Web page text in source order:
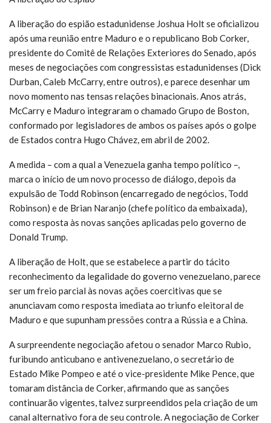
A liberação do espião estadunidense Joshua Holt se oficializou
após uma reunião entre Maduro e o republicano Bob Corker,
presidente do Comitê de Relações Exteriores do Senado, após
meses de negociações com congressistas estadunidenses (Dick
Durban, Caleb McCarry, entre outros), e parece desenhar um
novo momento nas tensas relações binacionais. Anos atrás,
McCarry e Maduro integraram o chamado Grupo de Boston,
conformado por legisladores de ambos os países após o golpe
de Estados contra Hugo Chávez, em abril de 2002.
A medida – com a qual a Venezuela ganha tempo político –,
marca o início de um novo processo de diálogo, depois da
expulsão de Todd Robinson (encarregado de negócios, Todd
Robinson) e de Brian Naranjo (chefe político da embaixada),
como resposta às novas sanções aplicadas pelo governo de
Donald Trump.
A liberação de Holt, que se estabelece a partir do tácito
reconhecimento da legalidade do governo venezuelano, parece
ser um freio parcial às novas ações coercitivas que se
anunciavam como resposta imediata ao triunfo eleitoral de
Maduro e que supunham pressões contra a Rússia e a China.
A surpreendente negociação afetou o senador Marco Rubio,
furibundo anticubano e antivenezuelano, o secretário de
Estado Mike Pompeo e até o vice-presidente Mike Pence, que
tomaram distância de Corker, afirmando que as sanções
continuarão vigentes, talvez surpreendidos pela criação de um
canal alternativo fora de seu controle. A negociação de Corker